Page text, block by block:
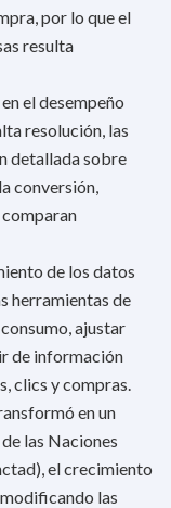
por lo que el
resulta
el desempeño
resolución, las
detallada sobre
conversión,
de los datos
herramientas de
ajustar
de información
clics y compras.
en un
las Naciones
el crecimiento
las